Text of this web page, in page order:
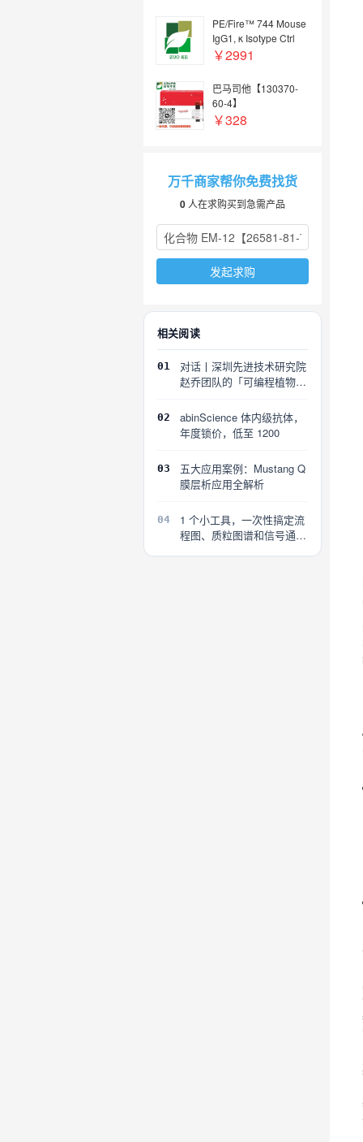
PE/Fire™ 744 Mouse
IgG1, κ Isotype Ctrl
￥2991
巴马司他【130370-
60-4】
￥328
万千商家帮你免费找货
0 人在求购买到急需产品
发起求购
相关阅读
01
对话丨深圳先进技术研究院
赵乔团队的「可编程植物」
02
abinScience 体内级抗体，
年度锁价，低至 1200
03
五大应用案例：Mustang Q
膜层析应用全解析
04
1 个小工具，一次性搞定流
程图、质粒图谱和信号通路